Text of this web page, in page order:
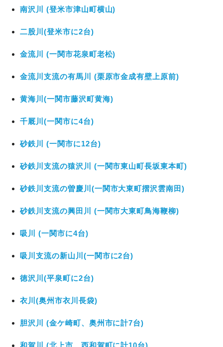
南沢川 (登米市津山町横山)
二股川(登米市に2台)
金流川 (一関市花泉町老松)
金流川支流の有馬川 (栗原市金成有壁上原前)
黄海川(一関市藤沢町黄海)
千厩川(一関市に4台)
砂鉄川 (一関市に12台)
砂鉄川支流の猿沢川 (一関市東山町長坂東本町)
砂鉄川支流の曽慶川(一関市大東町摺沢雲南田)
砂鉄川支流の興田川 (一関市大東町鳥海鞭柳)
吸川 (一関市に4台)
吸川支流の新山川(一関市に2台)
徳沢川(平泉町に2台)
衣川(奥州市衣川長袋)
胆沢川 (金ケ崎町、奥州市に計7台)
和賀川 (北上市、西和賀町に計10台)